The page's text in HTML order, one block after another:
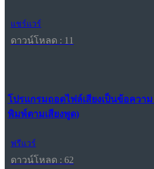
แชร์แวร์
ดาวน์โหลด : 11
โปรแกรมถอดไฟล์เสียงเป็นข้อควา
พิมพ์ตามเสียงพูด)
ฟรีแวร์
ดาวน์โหลด : 62